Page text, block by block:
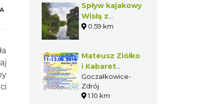
Spływ kajakowy
Wisłą z
Goczałkowic-
0.59 km
Mateusz Ziółko
i Kabaret
Młodych Panów
na XXI Dniach
Goczałkowic!
Goczałkowice-
Zdrój
1.10 km